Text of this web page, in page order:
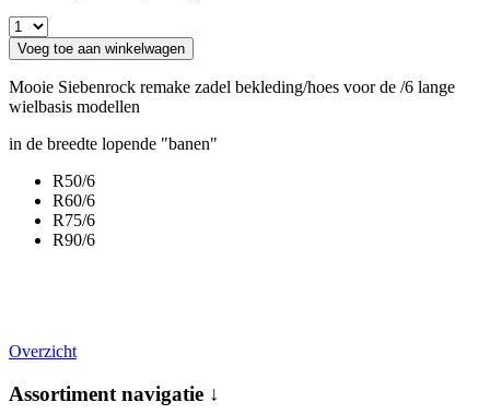
Voeg toe aan winkelwagen
Mooie Siebenrock remake zadel bekleding/hoes voor de /6 lange
wielbasis modellen
in de breedte lopende "banen"
R50/6
R60/6
R75/6
R90/6
Overzicht
Assortiment navigatie ↓